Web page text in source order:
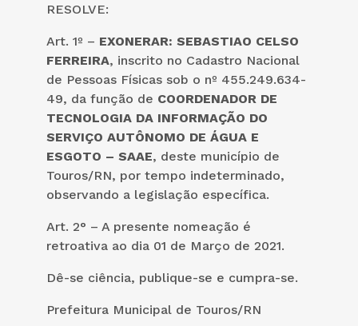
RESOLVE:
Art. 1º – EXONERAR: SEBASTIAO CELSO
FERREIRA, inscrito no Cadastro Nacional
de Pessoas Físicas sob o nº 455.249.634-
49, da função de COORDENADOR DE
TECNOLOGIA DA INFORMAÇÃO DO
SERVIÇO AUTÔNOMO DE ÁGUA E
ESGOTO – SAAE, deste município de
Touros/RN, por tempo indeterminado,
observando a legislação específica.
Art. 2° – A presente nomeação é
retroativa ao dia 01 de Março de 2021.
Dê-se ciência, publique-se e cumpra-se.
Prefeitura Municipal de Touros/RN